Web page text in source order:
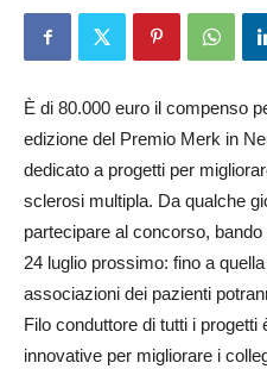
È di 80.000 euro il compenso
edizione del Premio Merk in
dedicato a progetti per
sclerosi multipla. Da qualche
partecipare al concorso,
24 luglio prossimo: fino a
associazioni dei pazienti
Filo conduttore di tutti i progetti
innovative per migliorare i